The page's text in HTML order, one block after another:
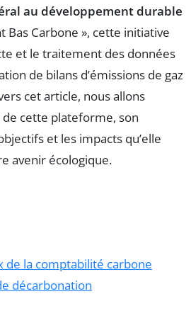
au développement durable
Bas Carbone », cette initiative
et le traitement des données
de bilans d’émissions de gaz
cet article, nous allons
cette plateforme, son
et les impacts qu’elle
avenir écologique.
de la comptabilité carbone
décarbonation